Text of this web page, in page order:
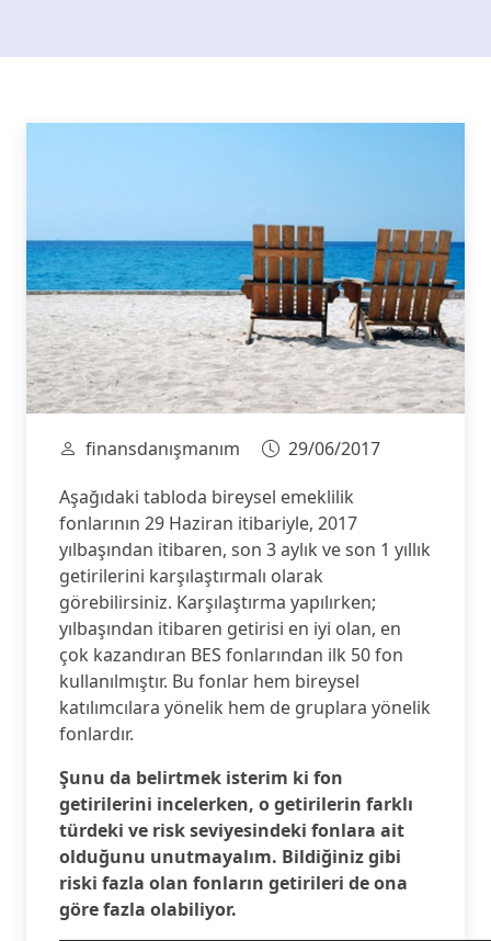
finansdanışmanım
29/06/2017
Aşağıdaki tabloda bireysel emeklilik
fonlarının 29 Haziran itibariyle, 2017
yılbaşından itibaren, son 3 aylık ve son 1 yıllık
getirilerini karşılaştırmalı olarak
görebilirsiniz. Karşılaştırma yapılırken;
yılbaşından itibaren getirisi en iyi olan, en
çok kazandıran BES fonlarından ilk 50 fon
kullanılmıştır. Bu fonlar hem bireysel
katılımcılara yönelik hem de gruplara yönelik
fonlardır.
Şunu da belirtmek isterim ki fon
getirilerini incelerken, o getirilerin farklı
türdeki ve risk seviyesindeki fonlara ait
olduğunu unutmayalım. Bildiğiniz gibi
riski fazla olan fonların getirileri de ona
göre fazla olabiliyor.